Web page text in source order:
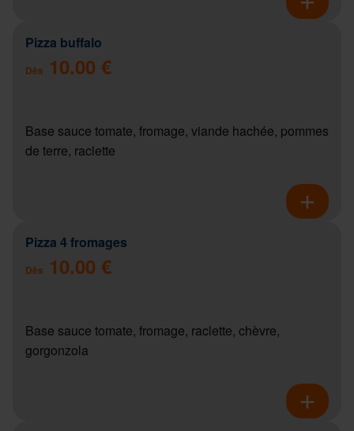
Pizza buffalo
Dès 10.00 €
Base sauce tomate, fromage, viande hachée, pommes
de terre, raclette
Pizza 4 fromages
Dès 10.00 €
Base sauce tomate, fromage, raclette, chèvre,
gorgonzola